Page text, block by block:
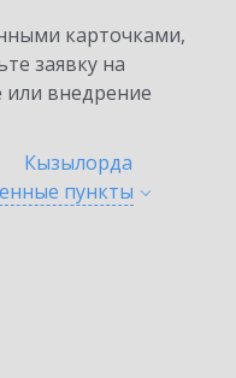
карточками,
заявку на
внедрение
Кызылорда
пункты